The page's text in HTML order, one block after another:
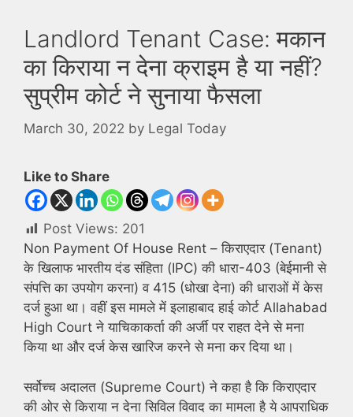
Landlord Tenant Case: मकान
का किराया न देना क्राइम है या नहीं?
सुप्रीम कोर्ट ने सुनाया फैसला
March 30, 2022 by Legal Today
Like to Share
Post Views: 201
Non Payment Of House Rent – किराएदार (Tenant)
के खिलाफ भारतीय दंड संहिता (IPC) की धारा-403 (बेईमानी से
संपत्ति का उपयोग करना) व 415 (धोखा देना) की धाराओं में केस
दर्ज हुआ था। वहीं इस मामले में इलाहाबाद हाई कोर्ट Allahabad
High Court ने याचिकाकर्ता की अर्जी पर राहत देने से मना
किया था और दर्ज केस खारिज करने से मना कर दिया था।
सर्वोच्च अदालत (Supreme Court) ने कहा है कि किराएदार
की ओर से किराया न देना सिविल विवाद का मामला है ये आपराधिक